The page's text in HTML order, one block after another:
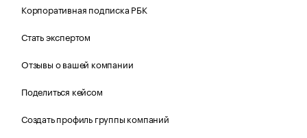
Корпоративная подписка РБК
Стать экспертом
Отзывы о вашей компании
Поделиться кейсом
Создать профиль группы компаний